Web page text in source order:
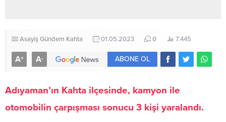
AsayişGündem Kahta 01.05.2023 0 7.445
A+ A- ABONE OL
Adıyaman’ın Kahta ilçesinde, kamyon ile
otomobilin çarpışması sonucu 3 kişi yaralandı.